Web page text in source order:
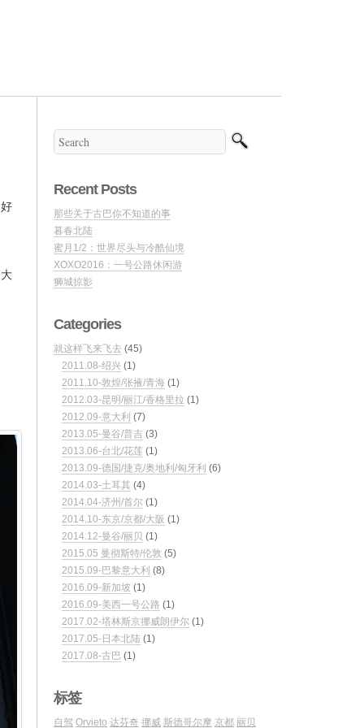
Recent Posts
那些关于古巴你不知道的事
暮春北陆
蜜月1/2：世界尽头与冷酷仙境
XOXO2016：一号公路休闲游
狮城掠影
Categories
就这样飞来飞去 (45)
2011.08-绍兴 (1)
2011.10-敦煌/张掖/青海 (1)
2012.03-昆明/丽江/香格里拉 (1)
2012.09-意大利 (7)
2013.05-曼谷/普吉 (3)
2013.06-台北/花莲 (1)
2013.09-德国/捷克/奥地利/匈牙利 (6)
2014.03-土耳其 (4)
2014.04-济州/首尔 (1)
2014.10-东京/京都/大阪 (1)
2014.12-曼谷/丽贝 (1)
2015.05 曼彻斯特/伦敦 (5)
2015.09-巴黎意大利 (8)
2016.09-新加坡 (1)
2016.09-美西一号公路 (1)
2017.02-塔林斯京挪威朗伊尔 (1)
2017.05-日本北陆 (1)
2017.08-古巴 (1)
标签
自驾 Orvieto 达芬奇 挪威 斯德哥尔摩 京都 丽贝